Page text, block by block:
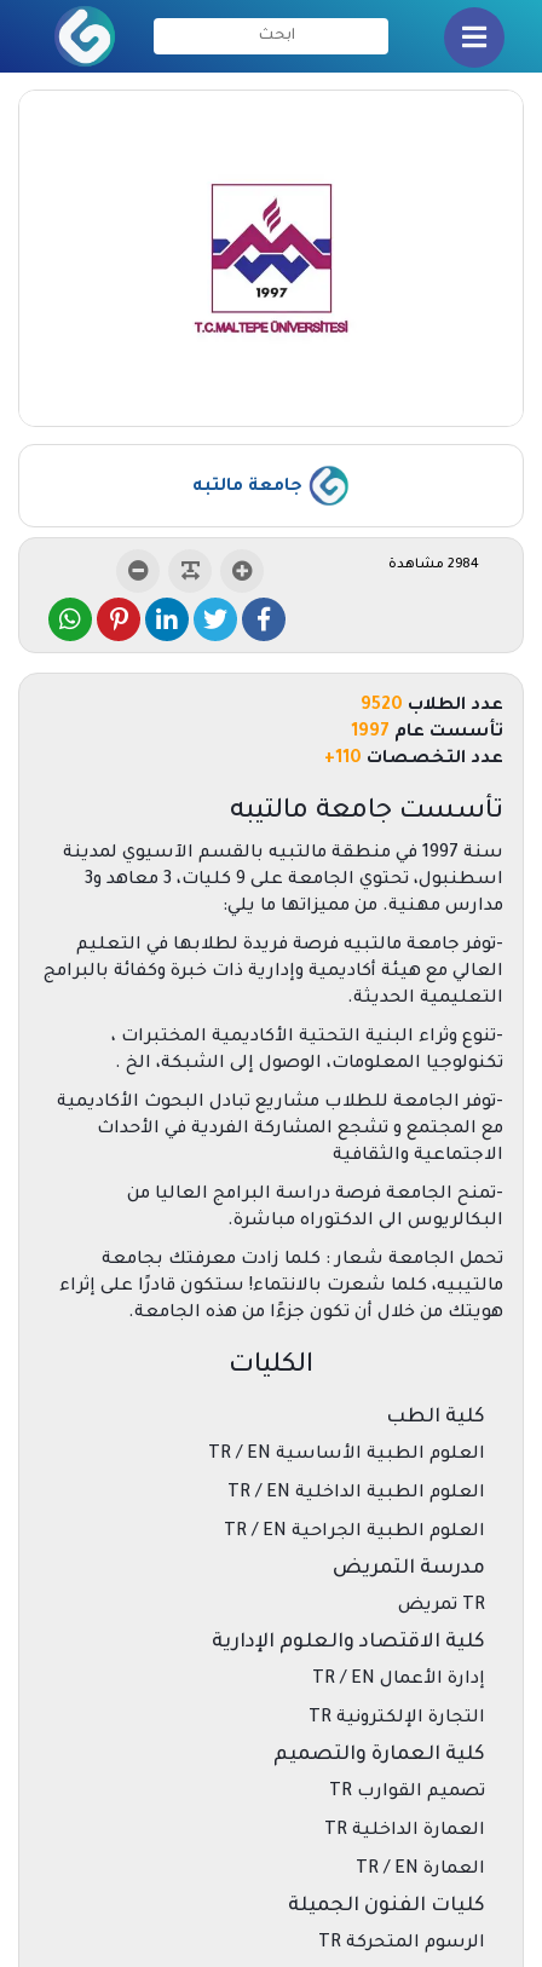
جامعة مالتبه
2984 مشاهدة
عدد الطلاب 9520
تأسست عام 1997
عدد التخصصات 110+
تأسست جامعة مالتيبه
سنة 1997 في منطقة مالتبيه بالقسم الآسيوي لمدينة
اسطنبول، تحتوي الجامعة على 9 كليات، 3 معاهد و3
مدارس مهنية. من مميزاتها ما يلي:
-توفر جامعة مالتبيه فرصة فريدة لطلابها في التعليم
العالي مع هيئة أكاديمية وإدارية ذات خبرة وكفائة بالبرامج
التعليمية الحديثة.
-تنوع وثراء البنية التحتية الأكاديمية المختبرات ،
تكنولوجيا المعلومات، الوصول إلى الشبكة، الخ .
-توفر الجامعة للطلاب مشاريع تبادل البحوث الأكاديمية
مع المجتمع و تشجع المشاركة الفردية في الأحداث
الاجتماعية والثقافية
-تمنح الجامعة فرصة دراسة البرامج العاليا من
البكالريوس الى الدكتوراه مباشرة.
تحمل الجامعة شعار : كلما زادت معرفتك بجامعة
مالتيبيه، كلما شعرت بالانتماء! ستكون قادرًا على إثراء
هويتك من خلال أن تكون جزءًا من هذه الجامعة.
الكليات
كلية الطب
العلوم الطبية الأساسية TR / EN
العلوم الطبية الداخلية TR / EN
العلوم الطبية الجراحية TR / EN
مدرسة التمريض
TR تمريض
كلية الاقتصاد والعلوم الإدارية
إدارة الأعمال TR / EN
التجارة الإلكترونية TR
كلية العمارة والتصميم
تصميم القوارب TR
العمارة الداخلية TR
العمارة TR / EN
كليات الفنون الجميلة
الرسوم المتحركة TR